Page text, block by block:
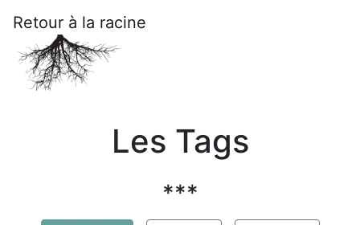
Retour à la racine
Les Tags
***